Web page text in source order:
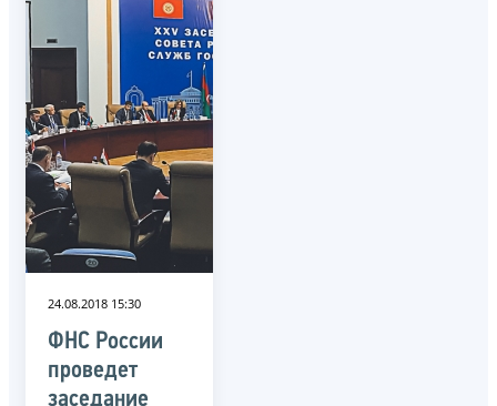
24.08.2018 15:30
ФНС России
проведет
заседание